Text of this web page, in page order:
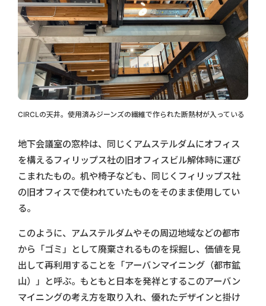
CIRCLの天井。使用済みジーンズの繊維で作られた断熱材が入っている
地下会議室の窓枠は、同じくアムステルダムにオフィス
を構えるフィリップス社の旧オフィスビル解体時に運び
こまれたもの。机や椅子なども、同じくフィリップス社
の旧オフィスで使われていたものをそのまま使用してい
る。
このように、アムステルダムやその周辺地域などの都市
から「ゴミ」として廃棄されるものを採掘し、価値を見
出して再利用することを「アーバンマイニング（都市鉱
山）」と呼ぶ。もともと日本を発祥とするこのアーバン
マイニングの考え方を取り入れ、優れたデザインと掛け